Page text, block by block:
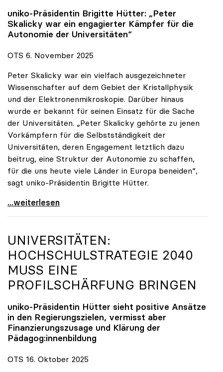
uniko-Präsidentin Brigitte Hütter: „Peter
Skalicky war ein engagierter Kämpfer für die
Autonomie der Universitäten“
OTS 6. November 2025
Peter Skalicky war ein vielfach ausgezeichneter
Wissenschafter auf dem Gebiet der Kristallphysik
und der Elektronenmikroskopie. Darüber hinaus
wurde er bekannt für seinen Einsatz für die Sache
der Universitäten. „Peter Skalicky gehörte zu jenen
Vorkämpfern für die Selbstständigkeit der
Universitäten, deren Engagement letztlich dazu
beitrug, eine Struktur der Autonomie zu schaffen,
für die uns heute viele Länder in Europa beneiden“,
sagt uniko-Präsidentin Brigitte Hütter.
uniko trauert um ehemaligen Präsidenten Peter
...weiterlesen
UNIVERSITÄTEN:
HOCHSCHULSTRATEGIE 2040
MUSS EINE
PROFILSCHÄRFUNG BRINGEN
uniko-Präsidentin Hütter sieht positive Ansätze
in den Regierungszielen, vermisst aber
Finanzierungszusage und Klärung der
Pädagog:innenbildung
OTS 16. Oktober 2025